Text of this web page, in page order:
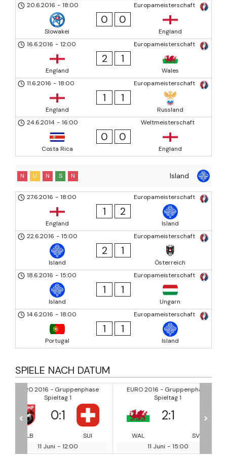
Europameisterschaft
20.6.2016 - 18:00
Slowakei
0 0
England
Europameisterschaft
16.6.2016 - 12:00
England
2 1
Wales
Europameisterschaft
11.6.2016 - 18:00
England
1 1
Russland
Weltmeisterschaft
24.6.2014 - 16:00
Costa Rica
0 0
England
Island
N U N S N
Europameisterschaft
27.6.2016 - 18:00
England
1 2
Island
Europameisterschaft
22.6.2016 - 15:00
Island
2 1
Österreich
Europameisterschaft
18.6.2016 - 15:00
Island
1 1
Ungarn
Europameisterschaft
14.6.2016 - 18:00
Portugal
1 1
Island
SPIELE NACH DATUM
EURO 2016 - Gruppenphase
Spieltag 1
2:1
11 Juni
EURO 2016 -
Spieltag 1
11 Juni
< >